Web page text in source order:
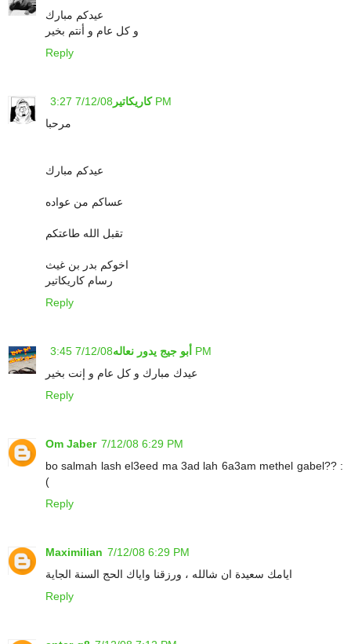
عيدكم مبارك
و كل عام و أنتم بخير
Reply
كاريكاتير7/12/08 3:27 PM
مرحبا
عيدكم مبارك
عساكم من عواده
تقبل الله طاعتكم
اخوكم بدر بن غيث
رسام كاريكاتير
Reply
أبو جيج يدور نعاله 7/12/08 3:45 PM
عيدك مبارك و كل عام و إنت بخير
Reply
Om Jaber 7/12/08 6:29 PM
bo salmah lash el3eed ma 3ad lah 6a3am methel gabel?? :
(
Reply
Maximilian 7/12/08 6:29 PM
ايامك سعيدة ان شالله ، ورزقنا واياك الحج السنة الجاية
Reply